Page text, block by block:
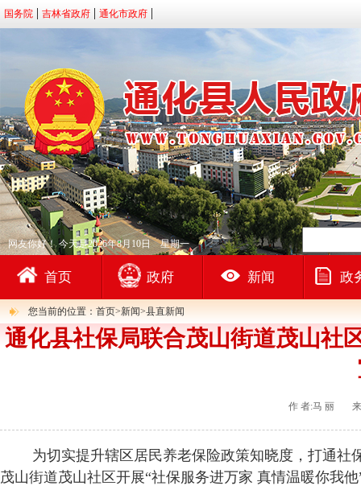
国务院 吉林省政府 通化市政府
网友你好！今天是2026年8月10日 星期一
首页 政府 新闻 政
您当前的位置：首页>新闻>县直新闻
通化县社保局联合茂山街道茂山社
作 者:马 丽
为切实提升辖区居民养老保险政策知晓度，打通社保
茂山街道茂山社区开展“社保服务进万家 真情温暖你我